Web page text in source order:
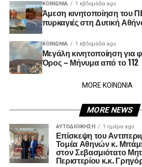
ΚΟΙΝΩΝΊΑ 1 εβδομάδα ago
Άμεση κινητοποίηση του
πυρκαγιές στη Δυτική
ΚΟΙΝΩΝΊΑ 1 εβδομάδα ago
Μεγάλη κινητοποίηση για
Όρος – Μήνυμα από το 112
MORE ΚΟΙΝΩΝΙΑ
MORE NEWS
ΑΥΤΟΔΙΟΊΚΗΣΗ 1 ημέρα ago
Επίσκεψη του
Τομέα Αθηνών κ.
στον Σεβασμιότατο
Περιστερίου κ.κ.